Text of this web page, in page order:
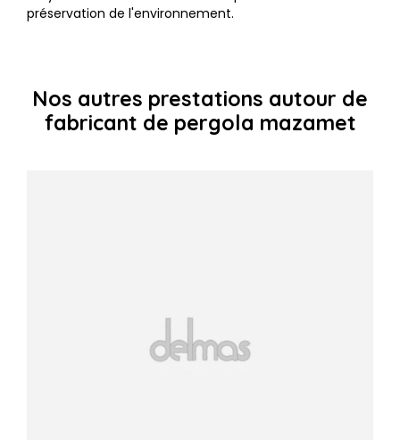
préservation de l'environnement.
Nos autres prestations autour de
fabricant de pergola mazamet